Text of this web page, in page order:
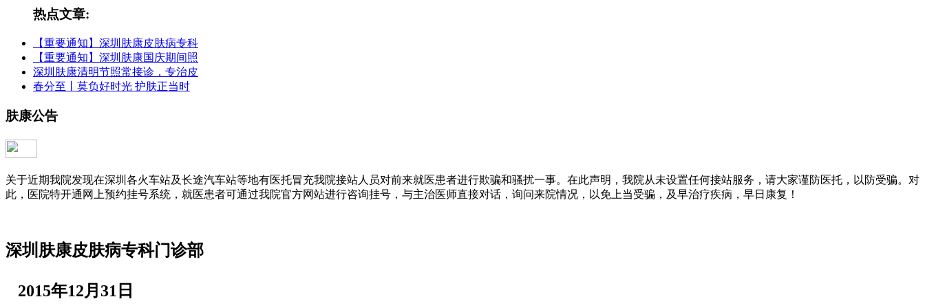
热点文章:
【重要通知】深圳肤康皮肤病专科
【重要通知】深圳肤康国庆期间照
深圳肤康清明节照常接诊，专治皮
春分至丨莫负好时光 护肤正当时
肤康公告
关于近期我院发现在深圳各火车站及长途汽车站等地有医托冒充我院接站人员对前来就医患者进行欺骗和骚扰一事。在此声明，我院从未设置任何接站服务，请大家谨防医托，以防受骗。对
此，医院特开通网上预约挂号系统，就医患者可通过我院官方网站进行咨询挂号，与主治医师直接对话，询问来院情况，以免上当受骗，及早治疗疾病，早日康复！
深圳肤康皮肤病专科门诊部
2015年12月31日